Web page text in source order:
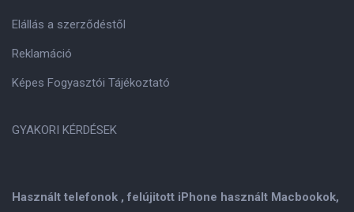
Használt telefonok , felújitott iPhone használt Macbookok,
Elállás a szerződéstől
Reklamáció
Képes Fogyasztói Tájékoztató
GYAKORI KÉRDÉSEK